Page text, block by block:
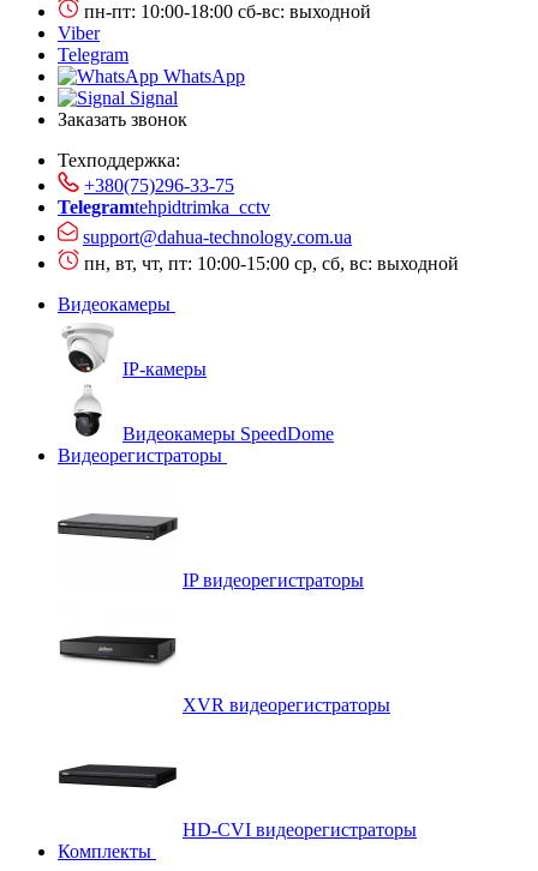
пн-пт: 10:00-18:00 сб-вс: выходной
Viber
Telegram
WhatsApp
Signal
Заказать звонок
Техподдержка:
+380(75)296-33-75
Telegramtehpidtrimka_cctv
support@dahua-technology.com.ua
пн, вт, чт, пт: 10:00-15:00 ср, сб, вс: выходной
Видеокамеры
IP-камеры
Видеокамеры SpeedDome
Видеорегистраторы
IP видеорегистраторы
XVR видеорегистраторы
HD-CVI видеорегистраторы
Комплекты